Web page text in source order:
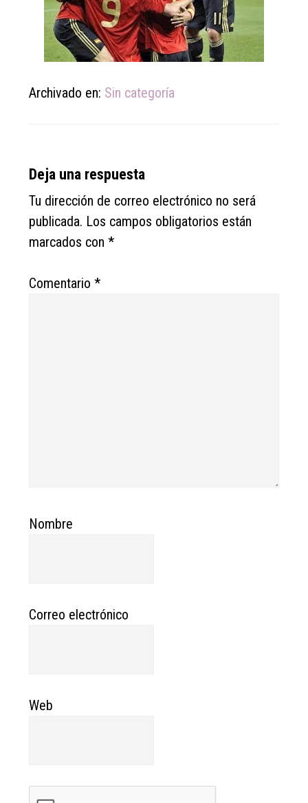
Archivado en: Sin categoría
Reader
Interactions
Deja una respuesta
Tu dirección de correo electrónico no será
publicada. Los campos obligatorios están
marcados con*
Comentario*
Nombre
Correo electrónico
Web